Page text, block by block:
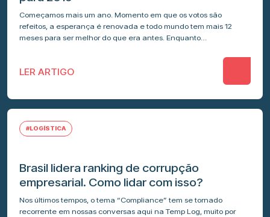
Começamos mais um ano. Momento em que os votos são
refeitos, a esperança é renovada e todo mundo tem mais 12
meses para ser melhor do que era antes. Enquanto…
LER ARTIGO
#LOGÍSTICA
Brasil lidera ranking de corrupção
empresarial. Como lidar com isso?
Nos últimos tempos, o tema “Compliance” tem se tornado
recorrente em nossas conversas aqui na Temp Log, muito por